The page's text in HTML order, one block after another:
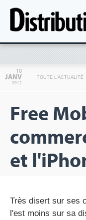
10
JANV
2012
TOUTE L'ACTUALITÉ
Free
et
Très disert sur ses
l'est moins sur sa